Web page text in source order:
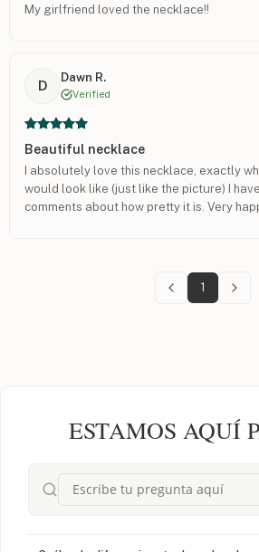
My girlfriend loved the necklace!!
D
Dawn R.
Verified
Beautiful necklace
I absolutely love this necklace, exactly
would look like (just like the picture) I
comments about how pretty it is. Very
1
ESTAMOS AQUÍ